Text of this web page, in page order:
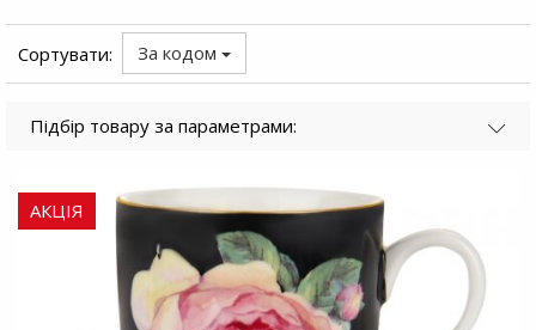
Сортувати: За кодом
Підбір товару за параметрами:
АКЦІЯ